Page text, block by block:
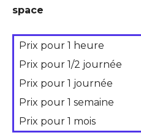
space
Prix pour 1 heure
Prix pour 1/2 journée
Prix pour 1 journée
Prix pour 1 semaine
Prix pour 1 mois